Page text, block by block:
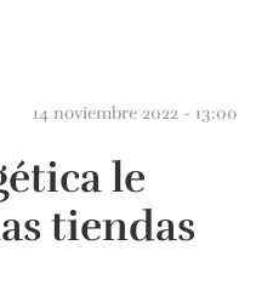
14 noviembre 2022 - 13:00
le
tiendas